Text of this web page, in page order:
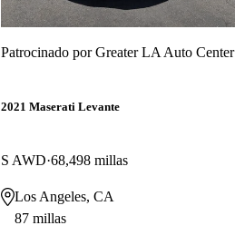
Patrocinado porGreater LA Auto Center
2021 Maserati Levante
S AWD 68,498 millas
Los Angeles, CA
87 millas